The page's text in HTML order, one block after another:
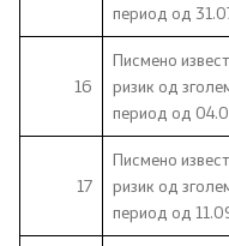
Со
период од
16
Писмено
ризик од
период од
17
Писмено
ризик од
период од